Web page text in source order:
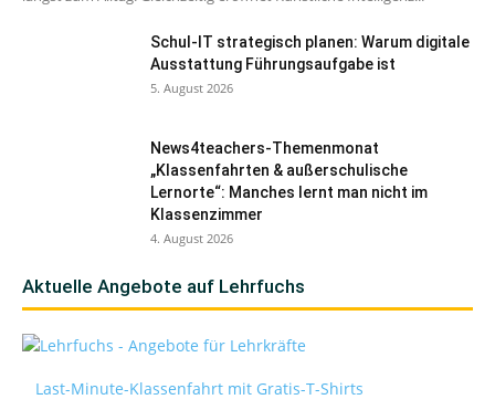
Schul-IT strategisch planen: Warum digitale
Ausstattung Führungsaufgabe ist
5. August 2026
News4teachers-Themenmonat
„Klassenfahrten & außerschulische
Lernorte“: Manches lernt man nicht im
Klassenzimmer
4. August 2026
Aktuelle Angebote auf Lehrfuchs
Last-Minute-Klassenfahrt mit Gratis-T-Shirts